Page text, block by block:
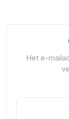
Het e-